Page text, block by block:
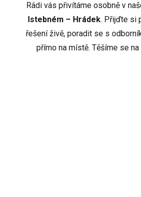
Rádi vás přivítáme osobně v
Istebném – Hrádek. Přijďte si
řešení živě, poradit se s
přímo na místě. Těšíme se